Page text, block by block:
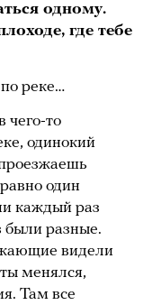
одному.
где тебе
реке…
чего-то
одинокий
один
каждый раз
разные.
видели
менялся,
Там все